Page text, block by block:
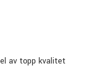
av topp kvalitet